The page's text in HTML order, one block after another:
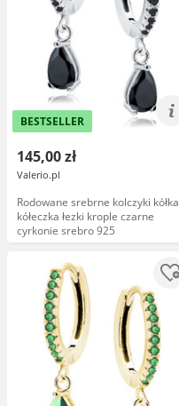
BESTSELLER
145,00 zł
Valerio.pl
Rodowane srebrne kolczyki kółka
kółeczka łezki krople czarne
cyrkonie srebro 925